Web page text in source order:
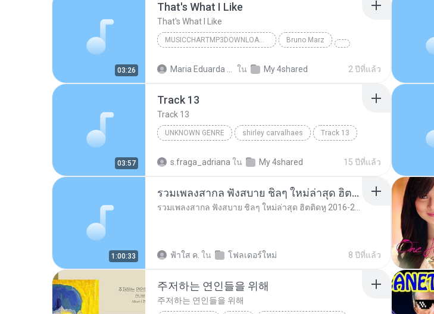
03:26
That's What I Like
That's What I Like
MUSICCHARTMP3DOWNLOADER Bruno Marz
ใน My 4shared 2 ปีที่แล้ว
03:57
Track 13
Track 13
UNKNOWN GENRE shirley carvalhaes Track 13
s.fraga_adriana ใน My 4shared 15 ปีที่แล้ว
1:00:33
รวมเพลงสากล ฟังสบาย ชิลๆ ใหม่ล่าสุด ฮิตติดหู 2016-2017
ฟ้าใส ค. ใน โฟลเดอร์ใหม่ 8 ปีที่แล้ว
주저하는 연인들을 위해
주저하는 연인들을 위해